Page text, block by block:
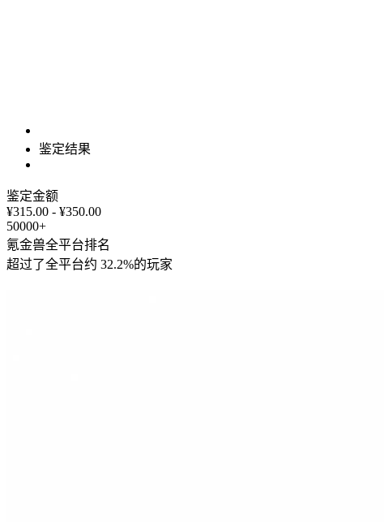
鉴定结果
鉴定金额
¥315.00 - ¥350.00
50000+
氪金兽全平台排名
超过了全平台约 32.2%的玩家